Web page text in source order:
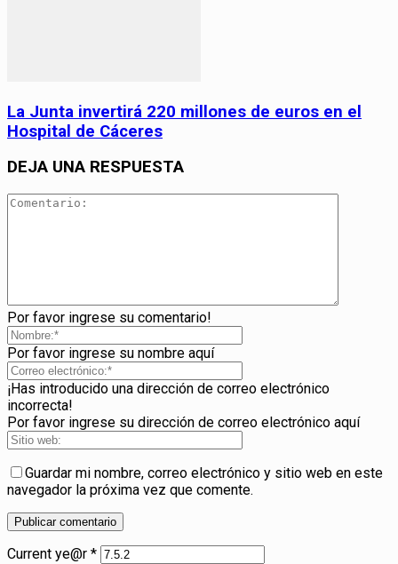
La Junta invertirá 220 millones de euros en el
Hospital de Cáceres
DEJA UNA RESPUESTA
Por favor ingrese su comentario!
Por favor ingrese su nombre aquí
¡Has introducido una dirección de correo electrónico
incorrecta!
Por favor ingrese su dirección de correo electrónico aquí
Guardar mi nombre, correo electrónico y sitio web en este
navegador la próxima vez que comente.
Current ye@r *